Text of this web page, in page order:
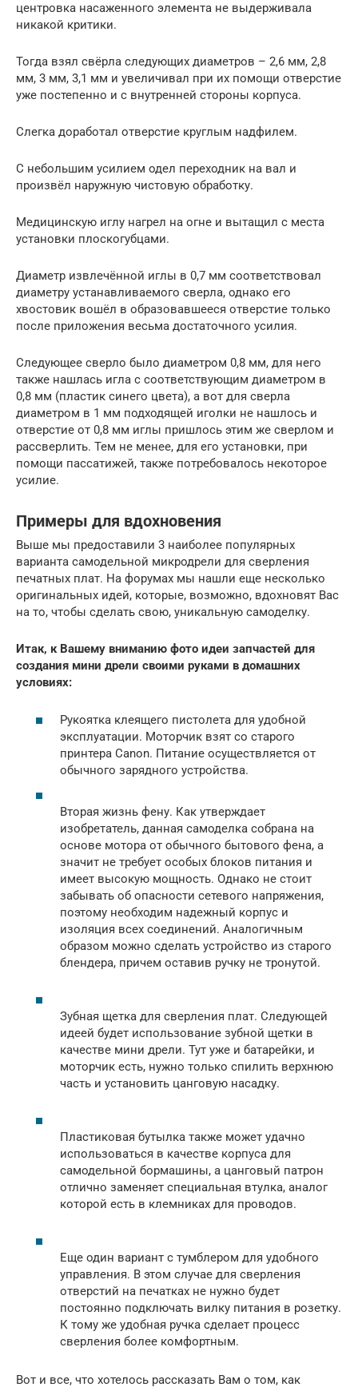
центровка насаженного элемента не выдерживала
никакой критики.
Тогда взял свёрла следующих диаметров – 2,6 мм, 2,8
мм, 3 мм, 3,1 мм и увеличивал при их помощи отверстие
уже постепенно и с внутренней стороны корпуса.
Слегка доработал отверстие круглым надфилем.
С небольшим усилием одел переходник на вал и
произвёл наружную чистовую обработку.
Медицинскую иглу нагрел на огне и вытащил с места
установки плоскогубцами.
Диаметр извлечённой иглы в 0,7 мм соответствовал
диаметру устанавливаемого сверла, однако его
хвостовик вошёл в образовавшееся отверстие только
после приложения весьма достаточного усилия.
Следующее сверло было диаметром 0,8 мм, для него
также нашлась игла с соответствующим диаметром в
0,8 мм (пластик синего цвета), а вот для сверла
диаметром в 1 мм подходящей иголки не нашлось и
отверстие от 0,8 мм иглы пришлось этим же сверлом и
рассверлить. Тем не менее, для его установки, при
помощи пассатижей, также потребовалось некоторое
усилие.
Примеры для вдохновения
Выше мы предоставили 3 наиболее популярных
варианта самодельной микродрели для сверления
печатных плат. На форумах мы нашли еще несколько
оригинальных идей, которые, возможно, вдохновят Вас
на то, чтобы сделать свою, уникальную самоделку.
Итак, к Вашему вниманию фото идеи запчастей для
создания мини дрели своими руками в домашних
условиях:
Рукоятка клеящего пистолета для удобной
эксплуатации. Моторчик взят со старого
принтера Canon. Питание осуществляется от
обычного зарядного устройства.
Вторая жизнь фену. Как утверждает
изобретатель, данная самоделка собрана на
основе мотора от обычного бытового фена, а
значит не требует особых блоков питания и
имеет высокую мощность. Однако не стоит
забывать об опасности сетевого напряжения,
поэтому необходим надежный корпус и
изоляция всех соединений. Аналогичным
образом можно сделать устройство из старого
блендера, причем оставив ручку не тронутой.
Зубная щетка для сверления плат. Следующей
идеей будет использование зубной щетки в
качестве мини дрели. Тут уже и батарейки, и
моторчик есть, нужно только спилить верхнюю
часть и установить цанговую насадку.
Пластиковая бутылка также может удачно
использоваться в качестве корпуса для
самодельной бормашины, а цанговый патрон
отлично заменяет специальная втулка, аналог
которой есть в клемниках для проводов.
Еще один вариант с тумблером для удобного
управления. В этом случае для сверления
отверстий на печатках не нужно будет
постоянно подключать вилку питания в розетку.
К тому же удобная ручка сделает процесс
сверления более комфортным.
Вот и все, что хотелось рассказать Вам о том, как